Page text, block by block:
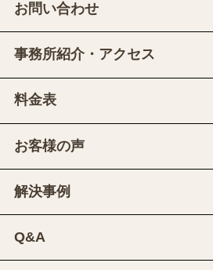
お問い合わせ
事務所紹介・アクセス
料金表
お客様の声
解決事例
Q&A